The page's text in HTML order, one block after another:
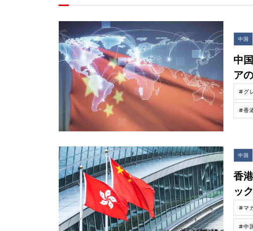
中国
中
ア
#グ
#香
中国
香
ッ
#マ
#中